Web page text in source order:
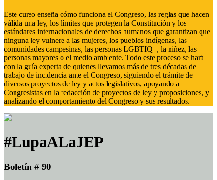
Este curso enseña cómo funciona el Congreso, las reglas que hacen
válida una ley, los límites que protegen la Constitución y los
estándares internacionales de derechos humanos que garantizan que
ninguna ley vulnere a las mujeres, los pueblos indígenas, las
comunidades campesinas, las personas LGBTIQ+, la niñez, las
personas mayores o el medio ambiente. Todo este proceso se hará
con la guía experta de quienes llevamos más de tres décadas de
trabajo de incidencia ante el Congreso, siguiendo el trámite de
diversos proyectos de ley y actos legislativos, apoyando a
Congresistas en la redacción de proyectos de ley y proposiciones, y
analizando el comportamiento del Congreso y sus resultados.
#LupaALaJEP
Boletín # 90